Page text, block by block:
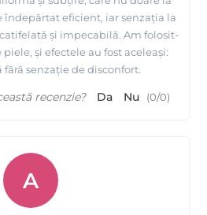
elastica de calitate premium -
Spania
îndepărtat eficient, iar senzația la
și impecabilă. Am folosit-
și efectele au fost aceleași:
senzație de disconfort.
recenzie? Da Nu (0/0)
A